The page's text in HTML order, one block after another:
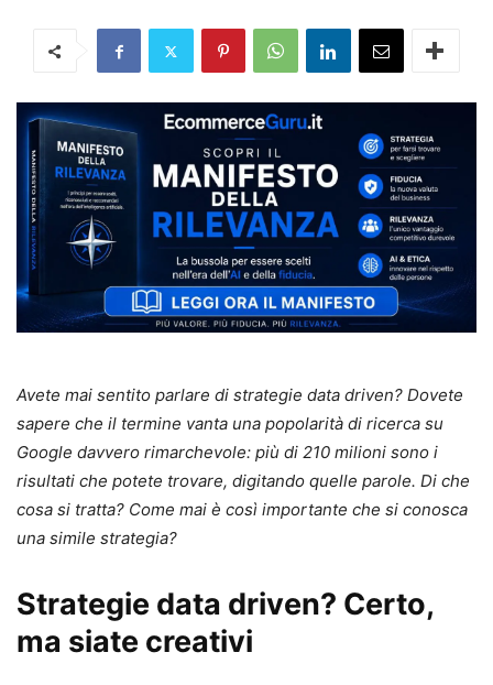
Avete mai sentito parlare di strategie data driven? Dovete
sapere che il termine vanta una popolarità di ricerca su
Google davvero rimarchevole: più di 210 milioni sono i
risultati che potete trovare, digitando quelle parole. Di che
cosa si tratta? Come mai è così importante che si conosca
una simile strategia?
Strategie data driven? Certo,
ma siate creativi